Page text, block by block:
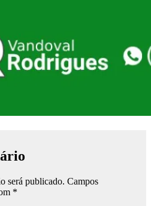
será publicado. Campos
*